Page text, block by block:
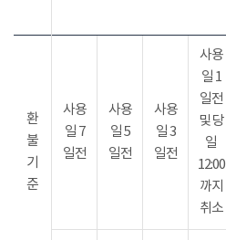
환
불
기
준
사용
일 7
일전
사용
일 5
일전
사용
일 3
일전
사용
일 1
일전
및 당
일
12:00
까지
취소